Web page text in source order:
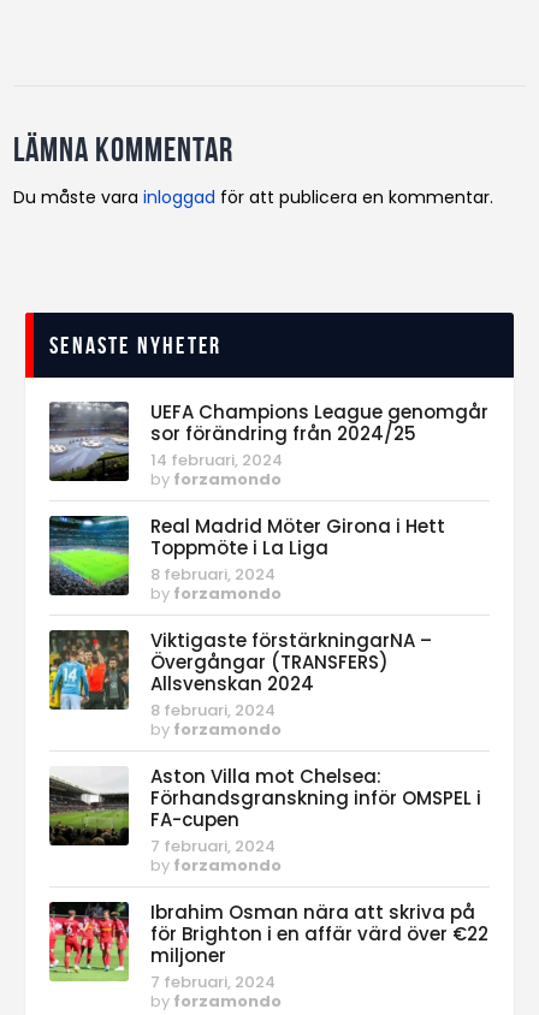
Lämna kommentar
Du måste varainloggad för att publicera en kommentar.
Senaste nyheter
UEFA Champions League genomgår
sor förändring från 2024/25
14 februari, 2024
by forzamondo
Real Madrid Möter Girona i Hett
Toppmöte i La Liga
8 februari, 2024
by forzamondo
Viktigaste förstärkningarNA –
Övergångar (TRANSFERS)
Allsvenskan 2024
8 februari, 2024
by forzamondo
Aston Villa mot Chelsea:
Förhandsgranskning inför OMSPEL i
FA-cupen
7 februari, 2024
by forzamondo
Ibrahim Osman nära att skriva på
för Brighton i en affär värd över €22
miljoner
7 februari, 2024
by forzamondo